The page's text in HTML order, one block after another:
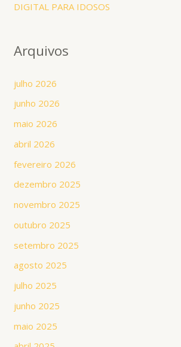
DIGITAL PARA IDOSOS
Arquivos
julho 2026
junho 2026
maio 2026
abril 2026
fevereiro 2026
dezembro 2025
novembro 2025
outubro 2025
setembro 2025
agosto 2025
julho 2025
junho 2025
maio 2025